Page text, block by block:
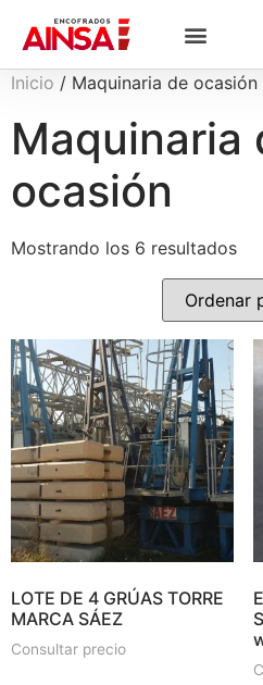
Inicio / Maquinaria de ocasión
Maquinaria
ocasión
Mostrando los 6 resultados
LOTE DE 4 GRÚAS TORRE
MARCA SÁEZ
Consultar precio